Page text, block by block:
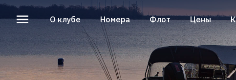
О клубе Номера Флот Цены
О клубе Номера Флот Цены